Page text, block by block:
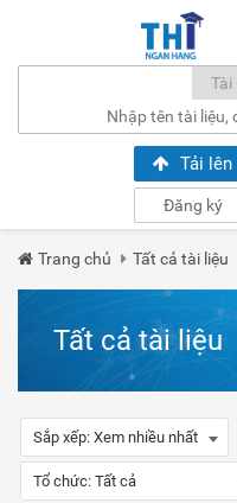
Tải lên
Đăng ký
Trang chủ Tất cả tài liệu
Tất cả tài liệu
Sắp xếp: Xem nhiều nhất
Tổ chức: Tất cả